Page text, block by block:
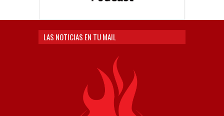
LAS NOTICIAS EN TU MAIL